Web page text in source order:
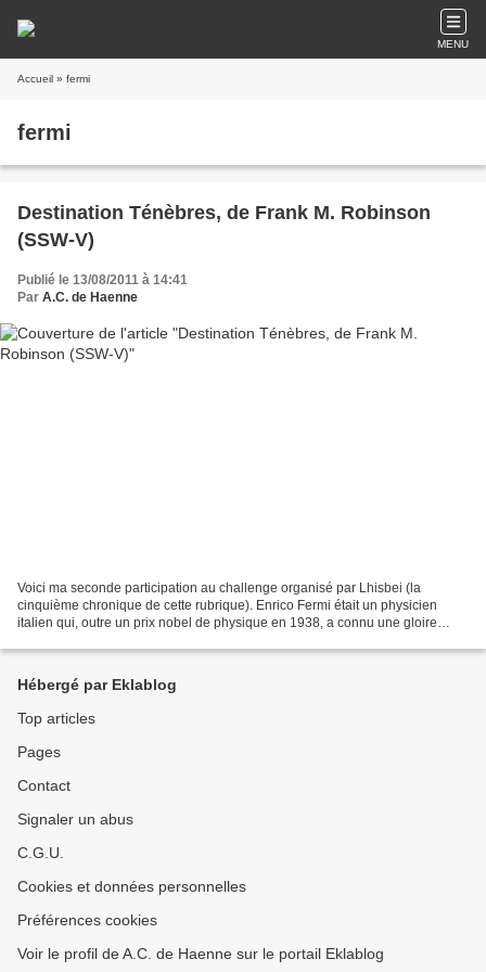
MENU
Accueil » fermi
fermi
Destination Ténèbres, de Frank M. Robinson
(SSW-V)
Publié le 13/08/2011 à 14:41
Par A.C. de Haenne
Voici ma seconde participation au challenge organisé par Lhisbei (la
cinquième chronique de cette rubrique). Enrico Fermi était un physicien
italien qui, outre un prix nobel de physique en 1938, a connu une gloire
Hébergé par Eklablog
Top articles
Pages
Contact
Signaler un abus
C.G.U.
Cookies et données personnelles
Préférences cookies
Voir le profil de A.C. de Haenne sur le portail Eklablog